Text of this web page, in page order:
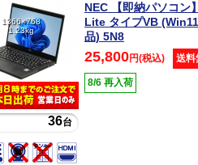
1366×768
1.23kg
36台
NEC 【即納パソコン
Lite タイプVB
品) 5N8
25,800円(税込) 送料
8/6 再入荷